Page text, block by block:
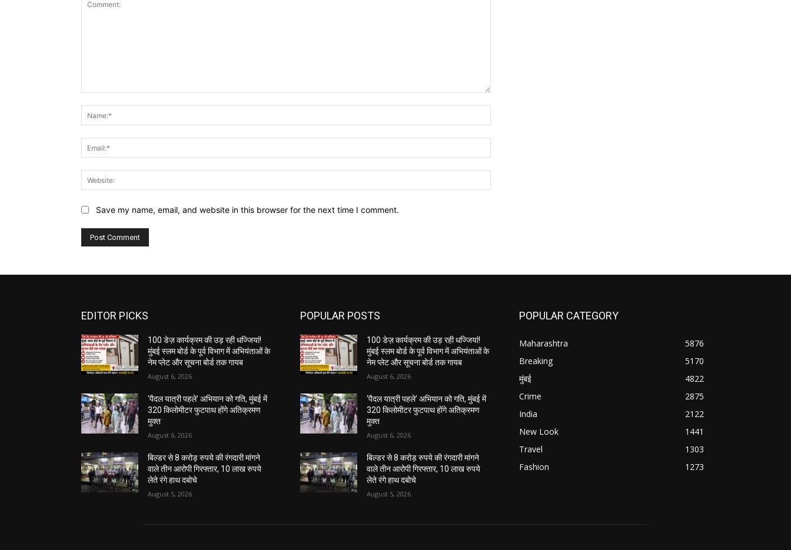
Save my name, email, and website in this browser for the next time I comment.
EDITOR PICKS
100 डेज़ कार्यक्रम की उड़ रही धज्जियां!
मुंबई स्लम बोर्ड के पूर्व विभाग में अभियंताओं के
नेम प्लेट और सूचना बोर्ड तक गायब
August 6, 2026
‘पैदल यात्री पहले’ अभियान को गति, मुंबई में
320 किलोमीटर फुटपाथ होंगे अतिक्रमण
मुक्त
August 6, 2026
बिल्डर से 8 करोड़ रुपये की रंगदारी मांगने
वाले तीन आरोपी गिरफ्तार, 10 लाख रुपये
लेते रंगे हाथ दबोचे
August 5, 2026
POPULAR POSTS
100 डेज़ कार्यक्रम की उड़ रही धज्जियां!
मुंबई स्लम बोर्ड के पूर्व विभाग में अभियंताओं के
नेम प्लेट और सूचना बोर्ड तक गायब
August 6, 2026
‘पैदल यात्री पहले’ अभियान को गति, मुंबई में
320 किलोमीटर फुटपाथ होंगे अतिक्रमण
मुक्त
August 6, 2026
बिल्डर से 8 करोड़ रुपये की रंगदारी मांगने
वाले तीन आरोपी गिरफ्तार, 10 लाख रुपये
लेते रंगे हाथ दबोचे
August 5, 2026
POPULAR CATEGORY
Maharashtra
5876
Breaking
5170
मुंबई
4822
Crime
2875
India
2122
New Look
1441
Travel
1303
Fashion
1273